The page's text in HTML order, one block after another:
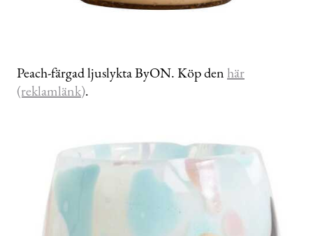
Peach-färgad ljuslykta ByON. Köp denhär
(reklamlänk).